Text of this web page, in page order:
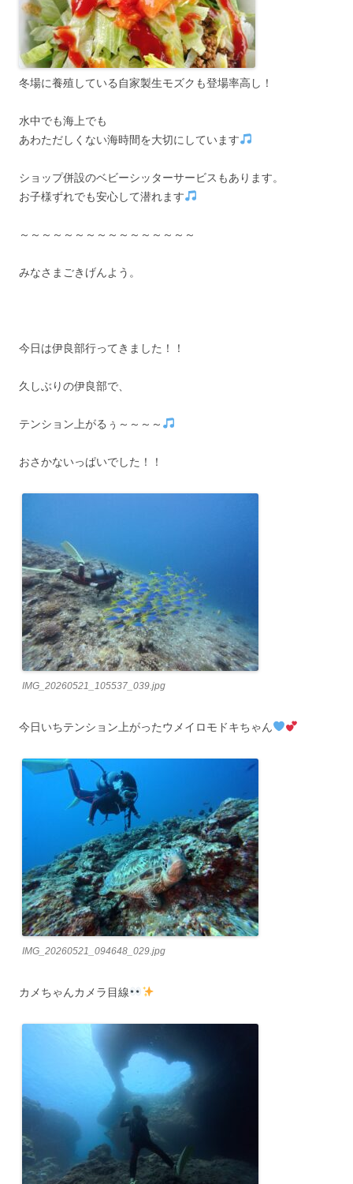
冬場に養殖している自家製生モズクも登場率高し！
水中でも海上でも
あわただしくない海時間を大切にしています
ショップ併設のベビーシッターサービスもあります。
お子様ずれでも安心して潜れます
～～～～～～～～～～～～～～～～
みなさまごきげんよう。
今日は伊良部行ってきました！！
久しぶりの伊良部で、
テンション上がるぅ～～～～
おさかないっぱいでした！！
IMG_20260521_105537_039.jpg
今日いちテンション上がったウメイロモドキちゃん
IMG_20260521_094648_029.jpg
カメちゃんカメラ目線